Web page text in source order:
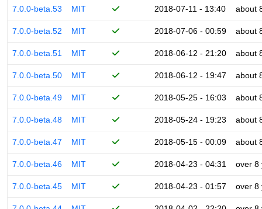
7.0.0-beta.53 MIT 2018-07-11 - 13:40 about
7.0.0-beta.52 MIT 2018-07-06 - 00:59 about
7.0.0-beta.51 MIT 2018-06-12 - 21:20 about
7.0.0-beta.50 MIT 2018-06-12 - 19:47 about
7.0.0-beta.49 MIT 2018-05-25 - 16:03 about
7.0.0-beta.48 MIT 2018-05-24 - 19:23 about
7.0.0-beta.47 MIT 2018-05-15 - 00:09 about
7.0.0-beta.46 MIT 2018-04-23 - 04:31 over 8
7.0.0-beta.45 MIT 2018-04-23 - 01:57 over 8